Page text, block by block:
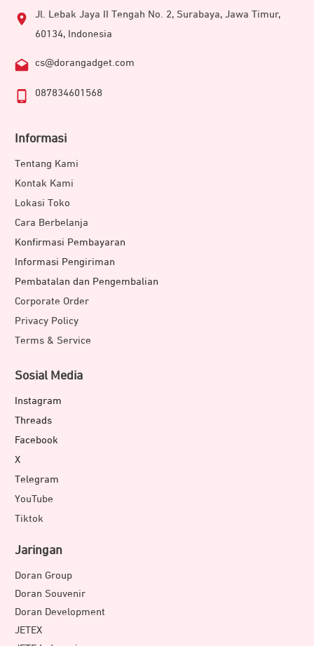
Jl. Lebak Jaya II Tengah No. 2, Surabaya, Jawa Timur,
60134, Indonesia
cs@dorangadget.com
087834601568
Informasi
Tentang Kami
Kontak Kami
Lokasi Toko
Cara Berbelanja
Konfirmasi Pembayaran
Informasi Pengiriman
Pembatalan dan Pengembalian
Corporate Order
Privacy Policy
Terms & Service
Sosial Media
Instagram
Threads
Facebook
X
Telegram
YouTube
Tiktok
Jaringan
Doran Group
Doran Souvenir
Doran Development
JETEX